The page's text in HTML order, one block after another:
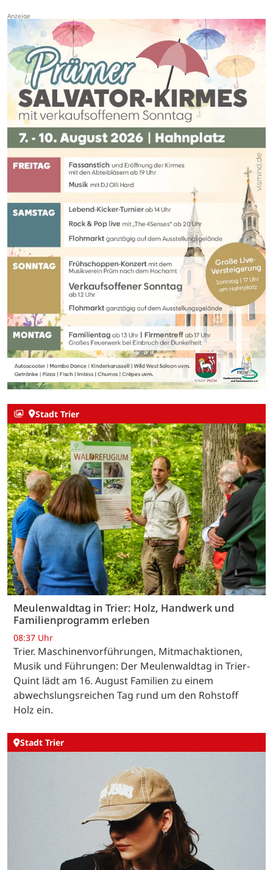
Stadt Trier
Meulenwaldtag in Trier: Holz, Handwerk und
Familienprogramm erleben
08:37 Uhr
Trier. Maschinenvorführungen, Mitmachaktionen,
Musik und Führungen: Der Meulenwaldtag in Trier-
Quint lädt am 16. August Familien zu einem
abwechslungsreichen Tag rund um den Rohstoff
Holz ein.
Stadt Trier